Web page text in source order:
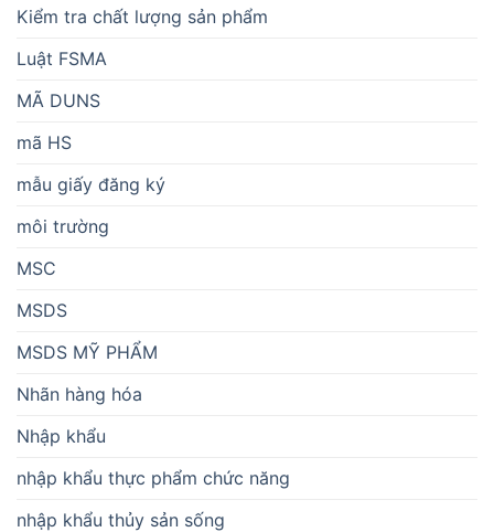
Kiểm tra chất lượng sản phẩm
Luật FSMA
MÃ DUNS
mã HS
mẫu giấy đăng ký
môi trường
MSC
MSDS
MSDS MỸ PHẨM
Nhãn hàng hóa
Nhập khẩu
nhập khẩu thực phẩm chức năng
nhập khẩu thủy sản sống